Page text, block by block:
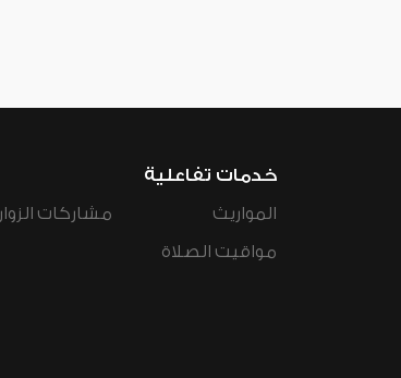
خدمات تفاعلية
المواريث
مواقيت الصلاة
مشاركات الزوار